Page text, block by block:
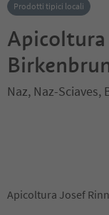
Prodotti tipici locali
Naz, Naz-
Apicoltura Josef